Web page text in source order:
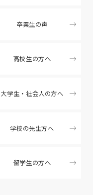
卒業生の声
高校生の方へ
大学生・社会人の方へ
学校の先生方へ
留学生の方へ